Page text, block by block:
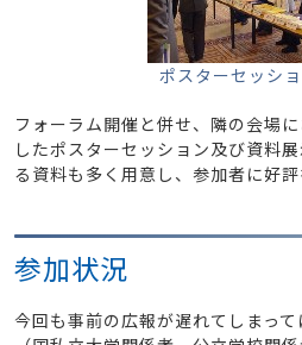
ポスターセッシ
フォーラム開催と併せ、隣の会場
したポスターセッション及び資料
る資料も多く用意し、参加者に好評
参加状況
今回も事前の広報が遅れてしまっ